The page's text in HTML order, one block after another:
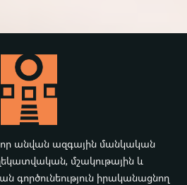
անվան ազգային մանկական
մշակութային և
իրականացնող